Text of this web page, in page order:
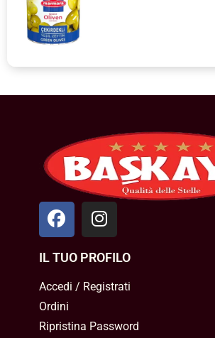
IL TUO PROFILO
Accedi / Registrati
Ordini
Ripristina Password